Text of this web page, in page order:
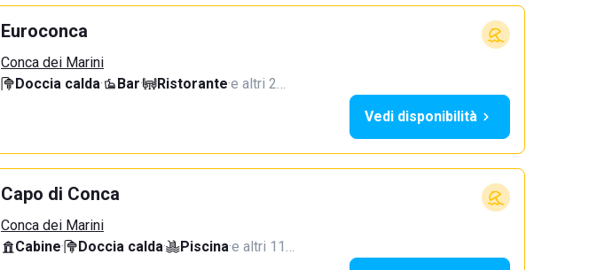
Euroconca
Conca dei Marini
Doccia calda· Bar· Ristorante·e altri 2…
Vedi disponibilità
Capo di Conca
Conca dei Marini
Cabine· Doccia calda· Piscina·e altri 11…